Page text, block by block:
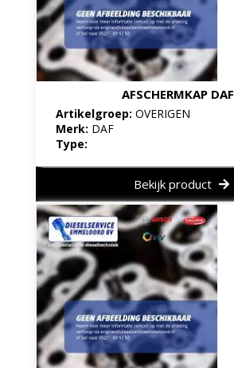
AFSCHERMKAP DAF
Artikelgroep: OVERIGEN
Merk: DAF
Type:
Bekijk product